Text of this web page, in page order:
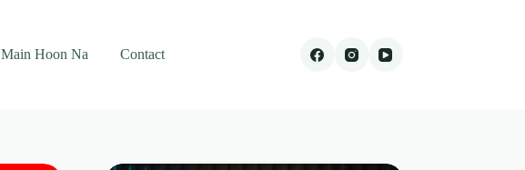
Main Hoon Na Contact